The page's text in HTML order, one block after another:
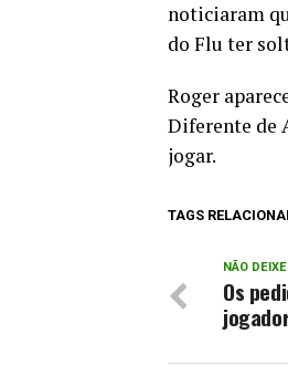
noticiaram
do Flu ter
Roger
Diferente de
jogar.
TAGS
NÃO
Os